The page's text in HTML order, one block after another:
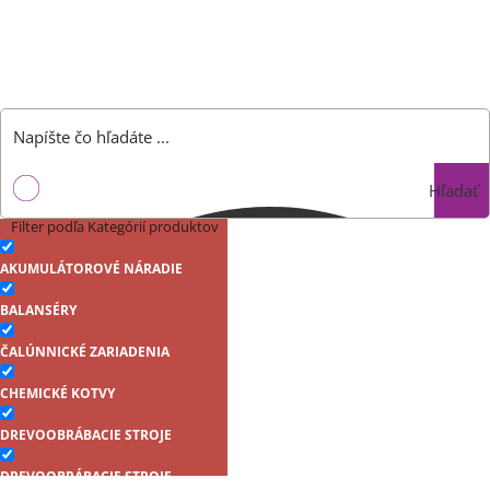
Hľadať
Filter podľa Kategórií produktov
AKUMULÁTOROVÉ NÁRADIE
BALANSÉRY
ČALÚNNICKÉ ZARIADENIA
CHEMICKÉ KOTVY
DREVOOBRÁBACIE STROJE
DREVOOBRÁBACIE STROJE